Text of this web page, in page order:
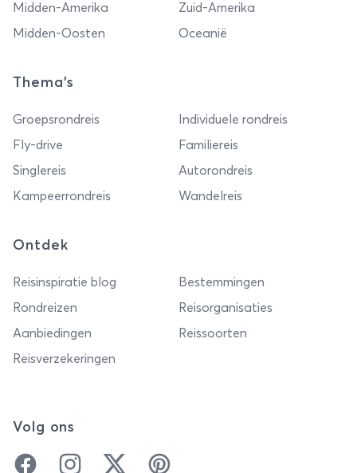
Midden-Amerika
Zuid-Amerika
Midden-Oosten
Oceanië
Thema's
Groepsrondreis
Individuele rondreis
Fly-drive
Familiereis
Singlereis
Autorondreis
Kampeerrondreis
Wandelreis
Ontdek
Reisinspiratie blog
Bestemmingen
Rondreizen
Reisorganisaties
Aanbiedingen
Reissoorten
Reisverzekeringen
Volg ons
FacebookInstagramTwitter Pinterest